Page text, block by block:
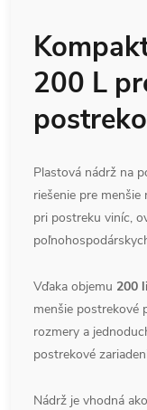
200 L
Plastová nádrž na
riešenie pre
pri postreku viníc,
Vďaka objemu 200
menšie postrekové
rozmery a
postrekové
Nádrž je vhodná ako